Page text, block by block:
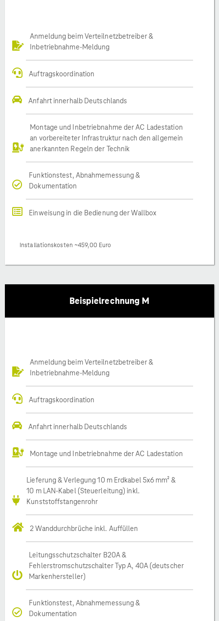
Anmeldung beim Verteilnetzbetreiber &
Inbetriebnahme-Meldung
Auftragskoordination
Anfahrt innerhalb Deutschlands
Montage und Inbetriebnahme der AC Ladestation
an vorbereiteter Infrastruktur nach den allgemein
anerkannten Regeln der Technik
Funktionstest, Abnahmemessung &
Dokumentation
Einweisung in die Bedienung der Wallbox
Installationskosten ~459,00 Euro
Beispielrechnung M
Anmeldung beim Verteilnetzbetreiber &
Inbetriebnahme-Meldung
Auftragskoordination
Anfahrt innerhalb Deutschlands
Montage und Inbetriebnahme der AC Ladestation
Lieferung & Verlegung 10 m Erdkabel 5x6 mm² &
10 m LAN-Kabel (Steuerleitung) inkl.
Kunststoffstangenrohr
2 Wanddurchbrüche inkl. Auffüllen
Leitungsschutzschalter B20A &
Fehlerstromschutzschalter Typ A, 40A (deutscher
Markenhersteller)
Funktionstest, Abnahmemessung &
Dokumentation